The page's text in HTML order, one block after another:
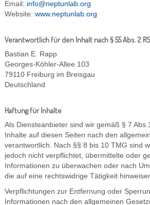
Email: info@neptunlab.org
Website: www.neptunlab.org
Verantwortlich für den Inhalt nach § 55 Abs. 2
Bastian E. Rapp
Georges-Köhler-Allee 103
79110 Freiburg im Breisgau
Deutschland
Haftung für Inhalte
Als Diensteanbieter sind wir gemäß § 7
Inhalte auf diesen Seiten nach den
verantwortlich. Nach §§ 8 bis 10 TMG sind
jedoch nicht verpflichtet, übermittelte oder
Informationen zu überwachen oder nach
die auf eine rechtswidrige Tätigkeit
Verpflichtungen zur Entfernung oder
Informationen nach den allgemeinen